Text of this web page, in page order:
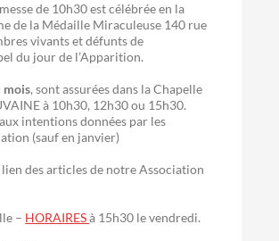
de 10h30 est célébrée en la
de la Médaille Miraculeuse 140 rue
vivants et défunts de
du jour de l’Apparition.
mois, sont assurées dans la Chapelle
à 10h30, 12h30 ou 15h30.
intentions données par les
(sauf en janvier)
lien des articles de notre Association
– HORAIRESà 15h30 le vendredi.